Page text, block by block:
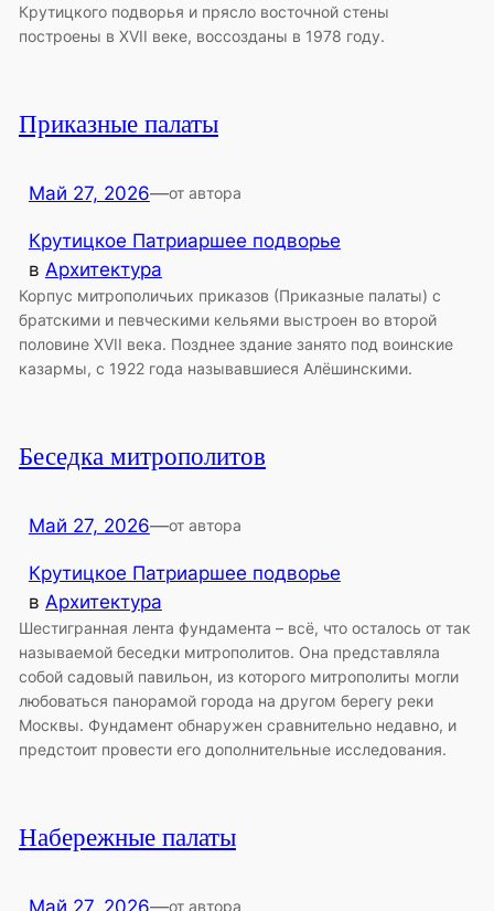
Крутицкого подворья и прясло восточной стены
построены в XVII веке, воссозданы в 1978 году.
Приказные палаты
Май 27, 2026—от автора
Крутицкое Патриаршее подворье
в Архитектура
Корпус митрополичьих приказов (Приказные палаты) с
братскими и певческими кельями выстроен во второй
половине XVII века. Позднее здание занято под воинские
казармы, с 1922 года называвшиеся Алёшинскими.
Беседка митрополитов
Май 27, 2026—от автора
Крутицкое Патриаршее подворье
в Архитектура
Шестигранная лента фундамента – всё, что осталось от так
называемой беседки митрополитов. Она представляла
собой садовый павильон, из которого митрополиты могли
любоваться панорамой города на другом берегу реки
Москвы. Фундамент обнаружен сравнительно недавно, и
предстоит провести его дополнительные исследования.
Набережные палаты
от автора